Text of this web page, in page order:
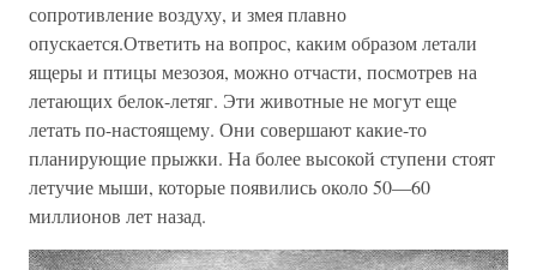
сопротивление воздуху, и змея плавно
опускается.Ответить на вопрос, каким образом летали
ящеры и птицы мезозоя, можно отчасти, посмотрев на
летающих белок-летяг. Эти животные не могут еще
летать по-настоящему. Они совершают какие-то
планирующие прыжки. На более высокой ступени стоят
летучие мыши, которые появились около 50—60
миллионов лет назад.